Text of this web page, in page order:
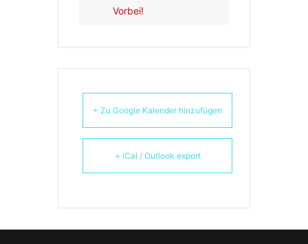
Vorbei!
+ Zu Google Kalender hinzufügen
+ iCal / Outlook export